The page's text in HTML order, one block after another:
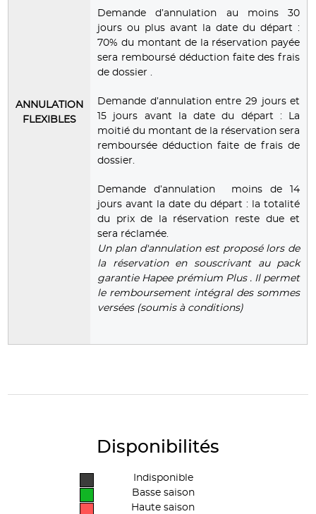
ANNULATION
FLEXIBLES
Demande d’annulation au moins 30
jours ou plus avant la date du départ :
70% du montant de la réservation payée
sera remboursé déduction faite des frais
de dossier .
Demande d’annulation entre 29 jours et
15 jours avant la date du départ : La
moitié du montant de la réservation sera
remboursée déduction faite de frais de
dossier.
Demande d’annulation moins de 14
jours avant la date du départ : la totalité
du prix de la réservation reste due et
sera réclamée.
Un plan d'annulation est proposé lors de
la réservation en souscrivant au pack
garantie Hapee prémium Plus . Il permet
le remboursement intégral des sommes
versées (soumis à conditions)
Disponibilités
Indisponible
Basse saison
Haute saison